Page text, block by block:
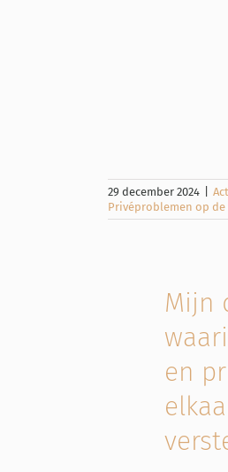
29 december 2024
Privéproblemen op de
Mijn
en